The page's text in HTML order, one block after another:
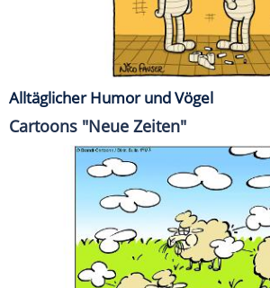
Alltäglicher Humor und Vögel
Cartoons "Neue Zeiten"